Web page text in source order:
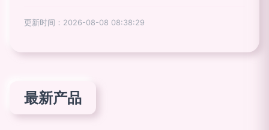
更新时间：2026-08-08 08:38:29
最新产品